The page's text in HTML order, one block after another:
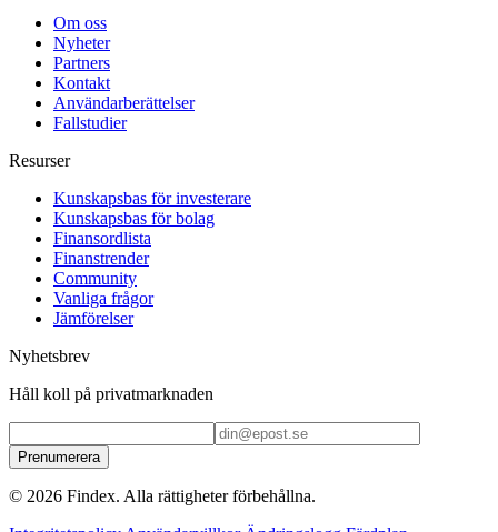
Om oss
Nyheter
Partners
Kontakt
Användarberättelser
Fallstudier
Resurser
Kunskapsbas för investerare
Kunskapsbas för bolag
Finansordlista
Finanstrender
Community
Vanliga frågor
Jämförelser
Nyhetsbrev
Håll koll på privatmarknaden
Prenumerera
© 2026 Findex. Alla rättigheter förbehållna.